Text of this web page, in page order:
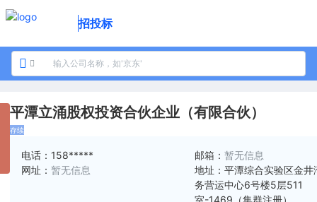
招投标
平潭立涌股权投资合伙企业（有限合伙）
存续
电话： 158***** 邮箱： 暂无信息
网址：暂无信息 地址： 平潭综合实验区金井
务营运中心6号楼5层511